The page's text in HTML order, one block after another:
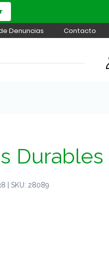
Denuncias Contacto
Durables
| SKU: 28089